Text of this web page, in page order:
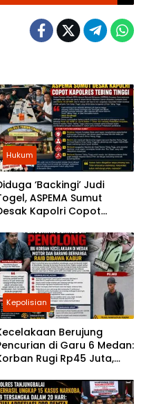
Hukum
‘Backingi’ Judi
ASPEMA Sumut
Kapolri Copot
Kepolisian
Berujung
di Garu 6 Medan:
Rugi Rp45 Juta,
Bicara